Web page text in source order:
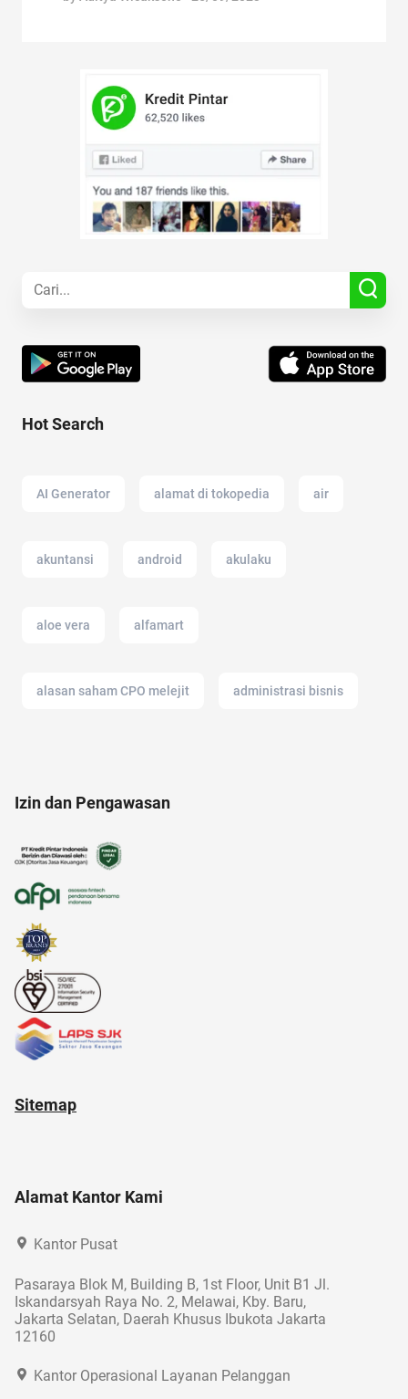
Hot Search
AI Generator alamat di tokopedia air
akuntansi android akulaku
aloe vera alfamart
alasan saham CPO melejit administrasi bisnis
akun instagram
anak tk
Izin dan Pengawasan
Sitemap
Alamat Kantor Kami
Kantor Pusat
Pasaraya Blok M, Building B, 1st Floor, Unit B1 Jl.
Iskandarsyah Raya No. 2, Melawai, Kby. Baru,
Jakarta Selatan, Daerah Khusus Ibukota Jakarta
12160
Kantor Operasional Layanan Pelanggan